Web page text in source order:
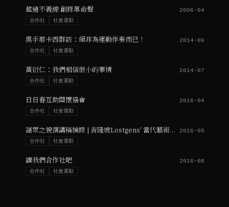
越過不義線 創錄革命聲 2006-04
合作社 社會運動
黑手那卡西群訪：絕非為運動伴奏而已！ 2014-06
合作社 社會運動
黃衍仁：我們相信很小的事情 2014-07
合作社 社會運動
日日春互助關懷協會 2016-04
合作社 社會運動
諸眾之貌演講稿摘錄 | 吉隆坡Lostgens’ 當代藝術空間 2016-05
合作社 社會運動
讓我們合作社吧 2016-08
合作社 社會運動